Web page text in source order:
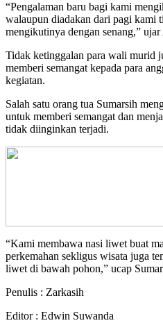
“Pengalaman baru bagi kami
walaupun diadakan dari pagi kami
mengikutinya dengan senang,”
Tidak ketinggalan para wali murid
memberi semangat kepada para
kegiatan.
Salah satu orang tua Sumarsih
untuk memberi semangat dan
tidak diinginkan terjadi.
“Kami membawa nasi liwet buat
perkemahan sekligus wisata juga
liwet di bawah pohon,” ucap
Penulis : Zarkasih
Editor : Edwin Suwanda